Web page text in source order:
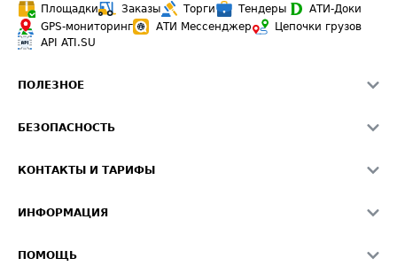
Площадки
Заказы Торги Тендеры
АТИ-Доки
GPS-мониторинг
АТИ Мессенджер
Цепочки грузов
API ATI.SU
ПОЛЕЗНОЕ
Звезды ATI.SU на вашем сайте
Средние ставки
БЕЗОПАСНОСТЬ
Светофор+
О формировании Паспорта
КОНТАКТЫ И ТАРИФЫ
Реклама на сайте
ИНФОРМАЦИЯ
ПОМОЩЬ